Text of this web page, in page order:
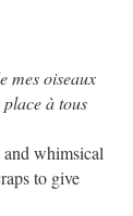
mes oiseaux
à tous
whimsical
to give